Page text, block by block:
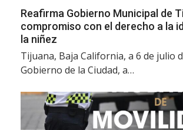
Reafirma Gobierno Municipal de
compromiso con el derecho a la
la niñez
Tijuana, Baja California, a 6 de julio
Gobierno de la Ciudad, a…